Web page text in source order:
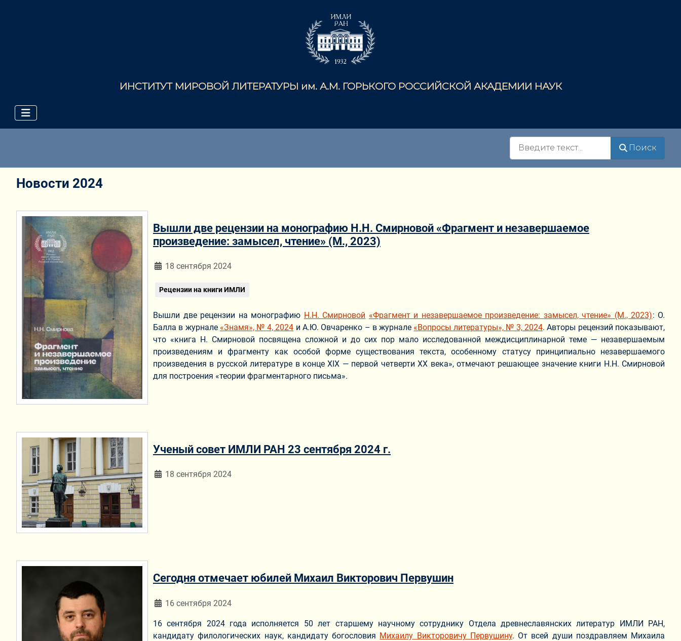
ИНСТИТУТ МИРОВОЙ ЛИТЕРАТУРЫ им. А.М. ГОРЬКОГО РОССИЙСКОЙ АКАДЕМИИ НАУК
Поиск
Новости 2024
Вышли две рецензии на монографию Н.Н. Смирновой «Фрагмент и незавершаемое
произведение: замысел, чтение» (М., 2023)
Информация о материале
18 сентября 2024
Рецензии на книги ИМЛИ
Вышли две рецензии на монографию Н.Н. Смирновой «Фрагмент и незавершаемое произведение: замысел, чтение» (М., 2023): О.
Балла в журнале «Знамя», № 4, 2024 и А.Ю. Овчаренко – в журнале «Вопросы литературы», № 3, 2024. Авторы рецензий показывают,
что «книга Н. Смирновой посвящена сложной и до сих пор мало исследованной междисциплинарной теме — незавершаемым
произведениям и фрагменту как особой форме существования текста, особенному статусу принципиально незавершаемого
произведения в русской литературе в конце XIX — первой четверти XX века», отмечают решающее значение книги Н.Н. Смирновой
для построения «теории фрагментарного письма».
Ученый совет ИМЛИ РАН 23 сентября 2024 г.
Информация о материале
18 сентября 2024
Сегодня отмечает юбилей Михаил Викторович Первушин
Информация о материале
16 сентября 2024
16 сентября 2024 года исполняется 50 лет старшему научному сотруднику Отдела древнеславянских литератур ИМЛИ РАН,
кандидату филологических наук, кандидату богословия Михаилу Викторовичу Первушину. От всей души поздравляем Михаила